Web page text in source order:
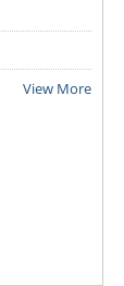
View More